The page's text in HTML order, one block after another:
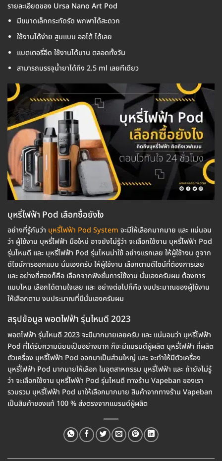
รายละเอียดของ Ursa Nano Art Pod
มีขนาดเล็กกระทัดรัด พกพาได้สะดวก
ใช้งานได้ง่าย สูบแบบ ออโต้ ได้เลย
แบตเตอรี่อึด ใช้งานได้นาน ตลอดทั้งวัน
สามารถบรรจุน้ำยาได้ถึง 2.5 ml เลยทีเดียว
บุหรี่ไฟฟ้า Pod เลือกซื้อยังไง
อย่างที่รู้กันว่า บุหรี่ไฟฟ้า Pod System จะมีให้เลือกมากมาย และ แน่นอน
ว่า ผู้ใช้งาน บุหรี่ไฟฟ้า มือใหม่ อาจยังไม่รู้ว่า จะเลือกใช้งาน บุหรี่ไฟฟ้า Pod
รุ่นไหนดี และ บุหรี่ไฟฟ้า Pod รุ่นไหนน่าใช้ อย่างแรกเลย ให้ผู้ใช้างน ดูจาก
ดีไซน์การออกแบบ นั่นเองครับ ให้ผู้ใช้งาน เลือกตามดีไซน์ที่ต้องการเลย
และ อย่างที่สองก็คือ เลือกจากฟังชั่นการใช้งาน นั่นเองครับผม ต้องการ
แบบไหน เลือกได้ตามใจเลย และ อย่างต่อไปก็คือ งบประมาณของผู้ใช้งาน
ให้เลือกตาม งบประมาณที่มีนั่นเองครับผม
สรุปข้อมูล พอตไฟฟ้า รุ่นไหนดี 2023
พอตไฟฟ้า รุ่นไหนดี 2023 จะมีมากมายเลยครับ และ แน่นอนว่า บุหรี่ไฟฟ้า
Pod ที่ได้รับความนิยมเป็นอย่างมาก ก็จะมีแบรนด์ผู้ผลิต บุหรี่ไฟฟ้า ที่ผลิต
ตัวเครื่อง บุหรี่ไฟฟ้า Pod ออกมาเป็นส่วนใหญ่ และ จะทำให้มีตัวเครื่อง
บุหรี่ไฟฟ้า Pod มากมายให้เลือก ในอุตสาหกรรม บุหรี่ไฟฟ้า และ ถ้ายังไม่รู้
ว่า จะเลือกใช้งาน บุหรี่ไฟฟ้า Pod รุ่นไหนดี ทางร้าน Vapeban ของเรา
รวบรวม บุหรี่ไฟฟ้า Pod มาให้เลือกมากมาย สินค้าจากทางร้าน Vapeban
เป็นสินค้าของแท้ 100 % ส่งตรงจากแบรนด์ผู้ผลิต